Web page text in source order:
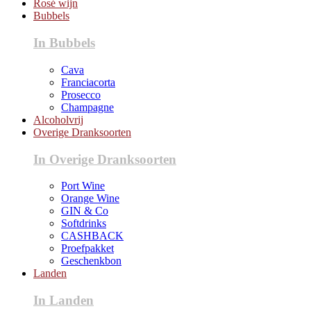
Rosé wijn
Bubbels
In Bubbels
Cava
Franciacorta
Prosecco
Champagne
Alcoholvrij
Overige Dranksoorten
In Overige Dranksoorten
Port Wine
Orange Wine
GIN & Co
Softdrinks
CASHBACK
Proefpakket
Geschenkbon
Landen
In Landen